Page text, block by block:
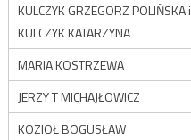
KULCZYK GRZEGORZ POLIŃSKA i
KULCZYK KATARZYNA
MARIA KOSTRZEWA
JERZY T MICHAJŁOWICZ
KOZIOŁ BOGUSŁAW